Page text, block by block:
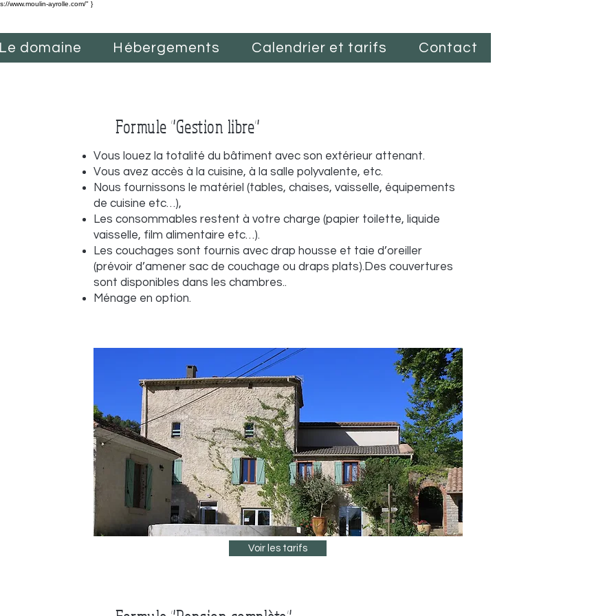
www.moulin-ayrolle.com/" }
Le domaine Hébergements Calendrier et tarifs Contact
Formule "Gestion libre"
Vous louez la totalité du bâtiment avec son extérieur attenant.
Vous avez accès à la cuisine, à la salle polyvalente, etc.
Nous fournissons le matériel (tables, chaises, vaisselle, équipements
de cuisine etc…),
Les consommables restent à votre charge (papier toilette, liquide
vaisselle, film alimentaire etc…).
Les couchages sont fournis avec drap housse et taie d’oreiller
(prévoir d’amener sac de couchage ou draps plats).Des couvertures
sont disponibles dans les chambres..
Ménage en option.
Voir les tarifs